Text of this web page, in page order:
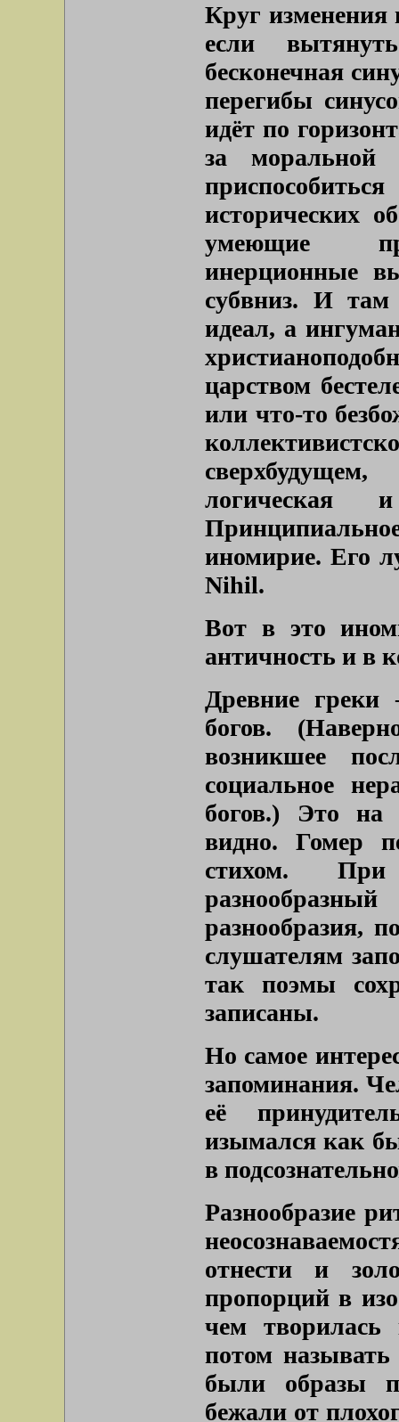
Круг
если
бесконечная
перегибы
идёт по
за моральной
исторических
умеющие
инерционные
субвниз. И там
идеал, а
царством
или что-то
логическая
иномирие. Его
Nihil.
Вот в это
античность и в
Древние греки
богов.
возникшее
социальное
богов.) Это на
видно. Гомер
стихом.
разнообразия,
слушателям
так поэмы
записаны.
Но самое
запоминания.
её
изымался как
в
Разнообразие
отнести и
пропорций в
чем
потом
были образы
бежали от